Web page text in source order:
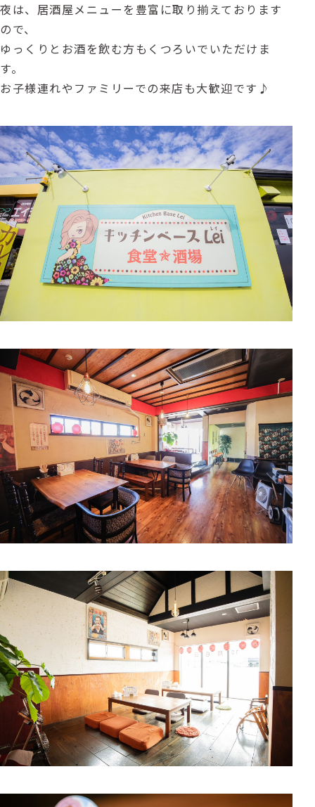
夜は、居酒屋メニューを豊富に取り揃えております
ので、
ゆっくりとお酒を飲む方もくつろいでいただけま
す。
お子様連れやファミリーでの来店も大歓迎です♪